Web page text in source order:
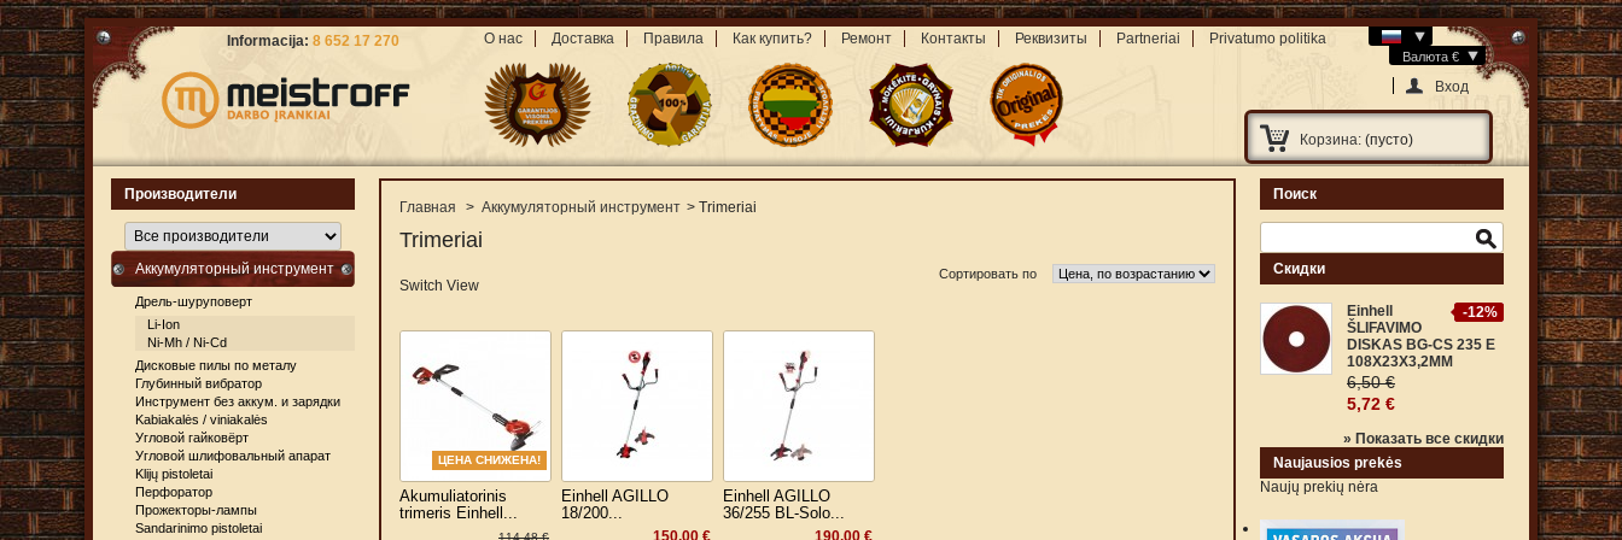
О нас Доставка Правила Как купить? Ремонт Контакты Реквизиты Partneriai Privatumo politika
Валюта €
Informacija: 8 652 17 270
Вход
Корзина: (пусто)
Производители
Аккумуляторный инструмент
Дрель-шуруповерт
Li-Ion
Ni-Mh / Ni-Cd
Дисковые пилы по металу
Глубинный вибратор
Инструмент без аккум. и зарядки
Kabiakalės / viniakalės
Угловой гайковёрт
Угловой шлифовальный апарат
Klijų pistoletai
Перфоратор
Прожекторы-лампы
Sandarinimo pistoletai
Главная > Аккумуляторный инструмент > Trimeriai
Trimeriai
Сортировать по
Switch View
ЦЕНА СНИЖЕНА!
Akumuliatorinis
trimeris Einhell...
114,48 €
Einhell AGILLO
18/200...
150,00 €
Einhell AGILLO
36/255 BL-Solo...
190,00 €
Поиск
Скидки
-12%
Einhell
ŠLIFAVIMO
DISKAS BG-CS 235 E
108X23X3,2MM
6,50 €
5,72 €
» Показать все скидки
Naujausios prekės
Naujų prekių nėra